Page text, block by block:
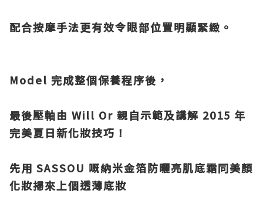
配合按摩手法更有效令眼部位置明顯緊緻。
Model 完成整個保養程序後，
最後壓軸由 Will Or 親自示範及講解 2015 年
完美夏日新化妝技巧！
先用 SASSOU 嘅納米金箔防曬亮肌底霜同美顏
化妝掃來上個透薄底妝